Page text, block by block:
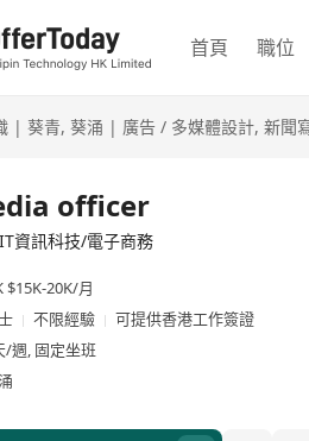
首頁 職位
| 葵青, 葵涌 | 廣告 / 多媒體設計, 新聞
officer
資訊科技/電子商務
$15K-20K/月
不限經驗
可提供香港工作簽證
/週, 固定坐班